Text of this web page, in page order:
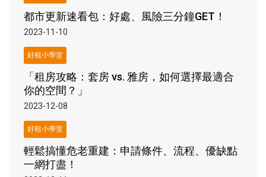
都市更新速看包：好處、風險三分鐘GET！
2023-11-10
好租小學堂
「租房攻略：套房 vs. 雅房，如何選擇最適合
你的空間？」
2023-12-08
好租小學堂
輕鬆搞懂危老重建：申請條件、流程、優缺點
一網打盡！